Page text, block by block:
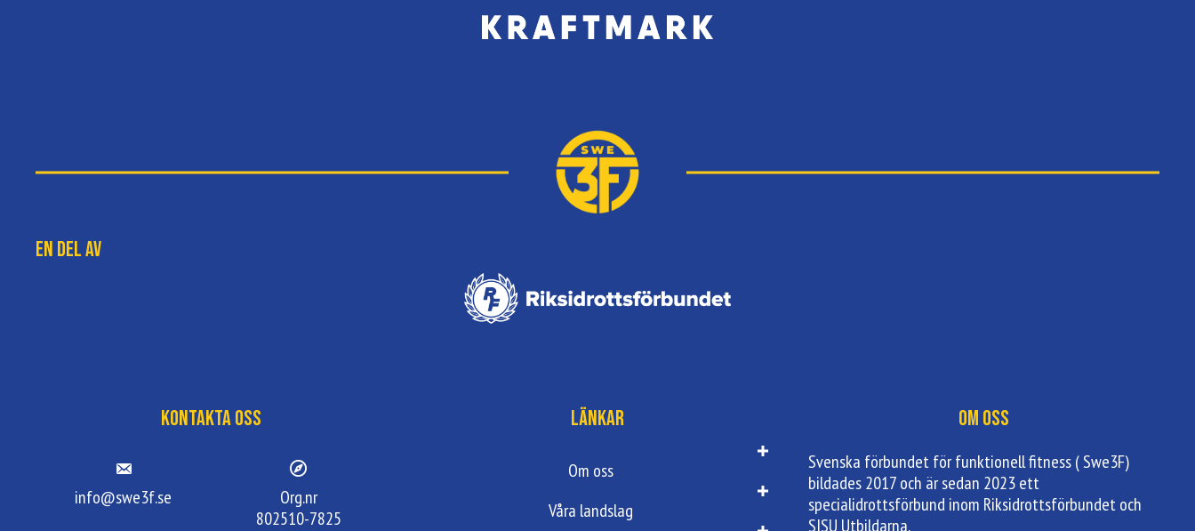
En del av
Kontakta oss
info@swe3f.se
Org.nr
802510-7825
Länkar
Om oss
Våra landslag
Om oss
Svenska förbundet för funktionell fitness ( Swe3F)
bildades 2017 och är sedan 2023 ett
specialidrottsförbund inom Riksidrottsförbundet och
SISU Utbildarna.